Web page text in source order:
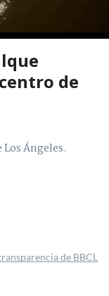
de
Ángeles.
de BBCL